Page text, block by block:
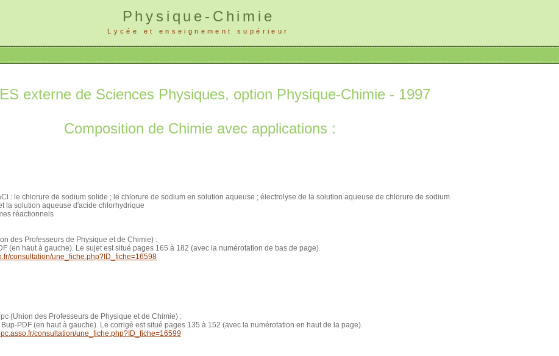
Physique-Chimie
Lycée et enseignement supérieur
externe de Sciences Physiques, option Physique-Chimie - 1997
Composition de Chimie avec applications :
: le chlorure de sodium solide ; le chlorure de sodium en solution aqueuse ; électrolyse de la solution aqueuse de chlorure de sodium
la solution aqueuse d'acide chlorhydrique
réactionnels
des Professeurs de Physique et de Chimie) :
(en haut à gauche). Le sujet est situé pages 165 à 182 (avec la numérotation de bas de page).
consultation/une_fiche.php?ID_fiche=16598
(Union des Professeurs de Physique et de Chimie) :
PDF (en haut à gauche). Le corrigé est situé pages 135 à 152 (avec la numérotation en haut de la page).
consultation/une_fiche.php?ID_fiche=16599